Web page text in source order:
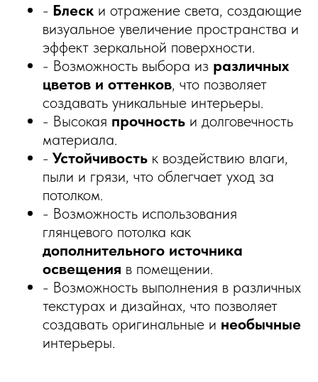
- Блеск и отражение света, создающие
визуальное увеличение пространства и
эффект зеркальной поверхности.
- Возможность выбора из различных
цветов и оттенков, что позволяет
создавать уникальные интерьеры.
- Высокая прочность и долговечность
материала.
- Устойчивость к воздействию влаги,
пыли и грязи, что облегчает уход за
потолком.
- Возможность использования
глянцевого потолка как
дополнительного источника
освещения в помещении.
- Возможность выполнения в различных
текстурах и дизайнах, что позволяет
создавать оригинальные и необычные
интерьеры.